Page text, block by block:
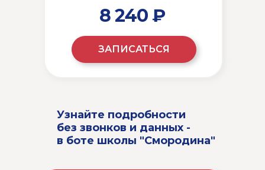
Узнайте подробности
без звонков и данных -
в боте школы "Смородина"
8 240 ₽
ЗАПИСАТЬСЯ